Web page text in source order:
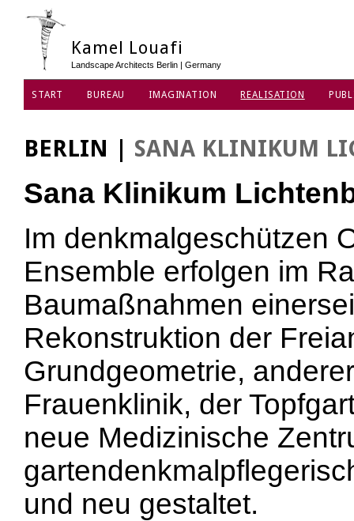
Kamel Louafi
Landscape Architects Berlin | Germany
START BUREAU IMAGINATION REALISATION
BERLIN SANA KLINIKUM
Sana Klinikum
Im denkmalgeschützen
Ensemble erfolgen im
Baumaßnahmen
Rekonstruktion der
Grundgeometrie,
Frauenklinik, der
neue Medizinische
und neu gestaltet.